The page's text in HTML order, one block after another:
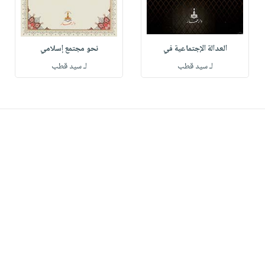
العدالة الإجتماعية في
لـ سيد قطب
نحو مجتمع إسلامي
لـ سيد قطب